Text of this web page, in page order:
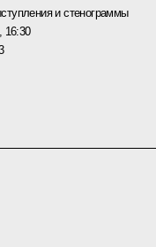
и стенограммы
16:30